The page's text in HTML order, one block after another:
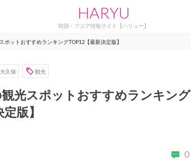
HARYU
韓国・アジア情報サイト【ハリュー】
ポットおすすめランキングTOP12【最新決定版】
久保 観光
光スポットおすすめランキング
版】
0